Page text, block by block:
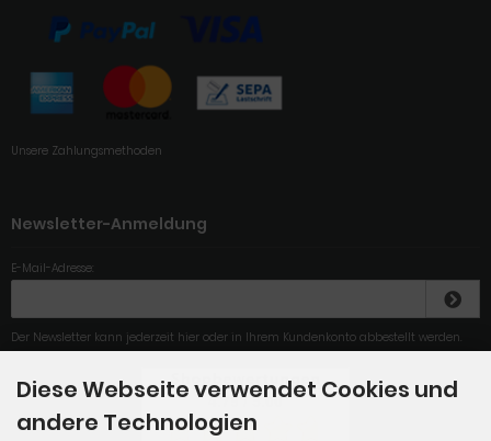
Unsere Zahlungsmethoden
Newsletter-Anmeldung
E-Mail-Adresse:
Der Newsletter kann jederzeit hier oder in Ihrem Kundenkonto abbestellt werden.
4.79/5.00
Diese Webseite verwendet Cookies und
andere Technologien